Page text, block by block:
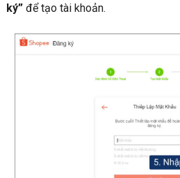
ký” để tạo tài khoản.